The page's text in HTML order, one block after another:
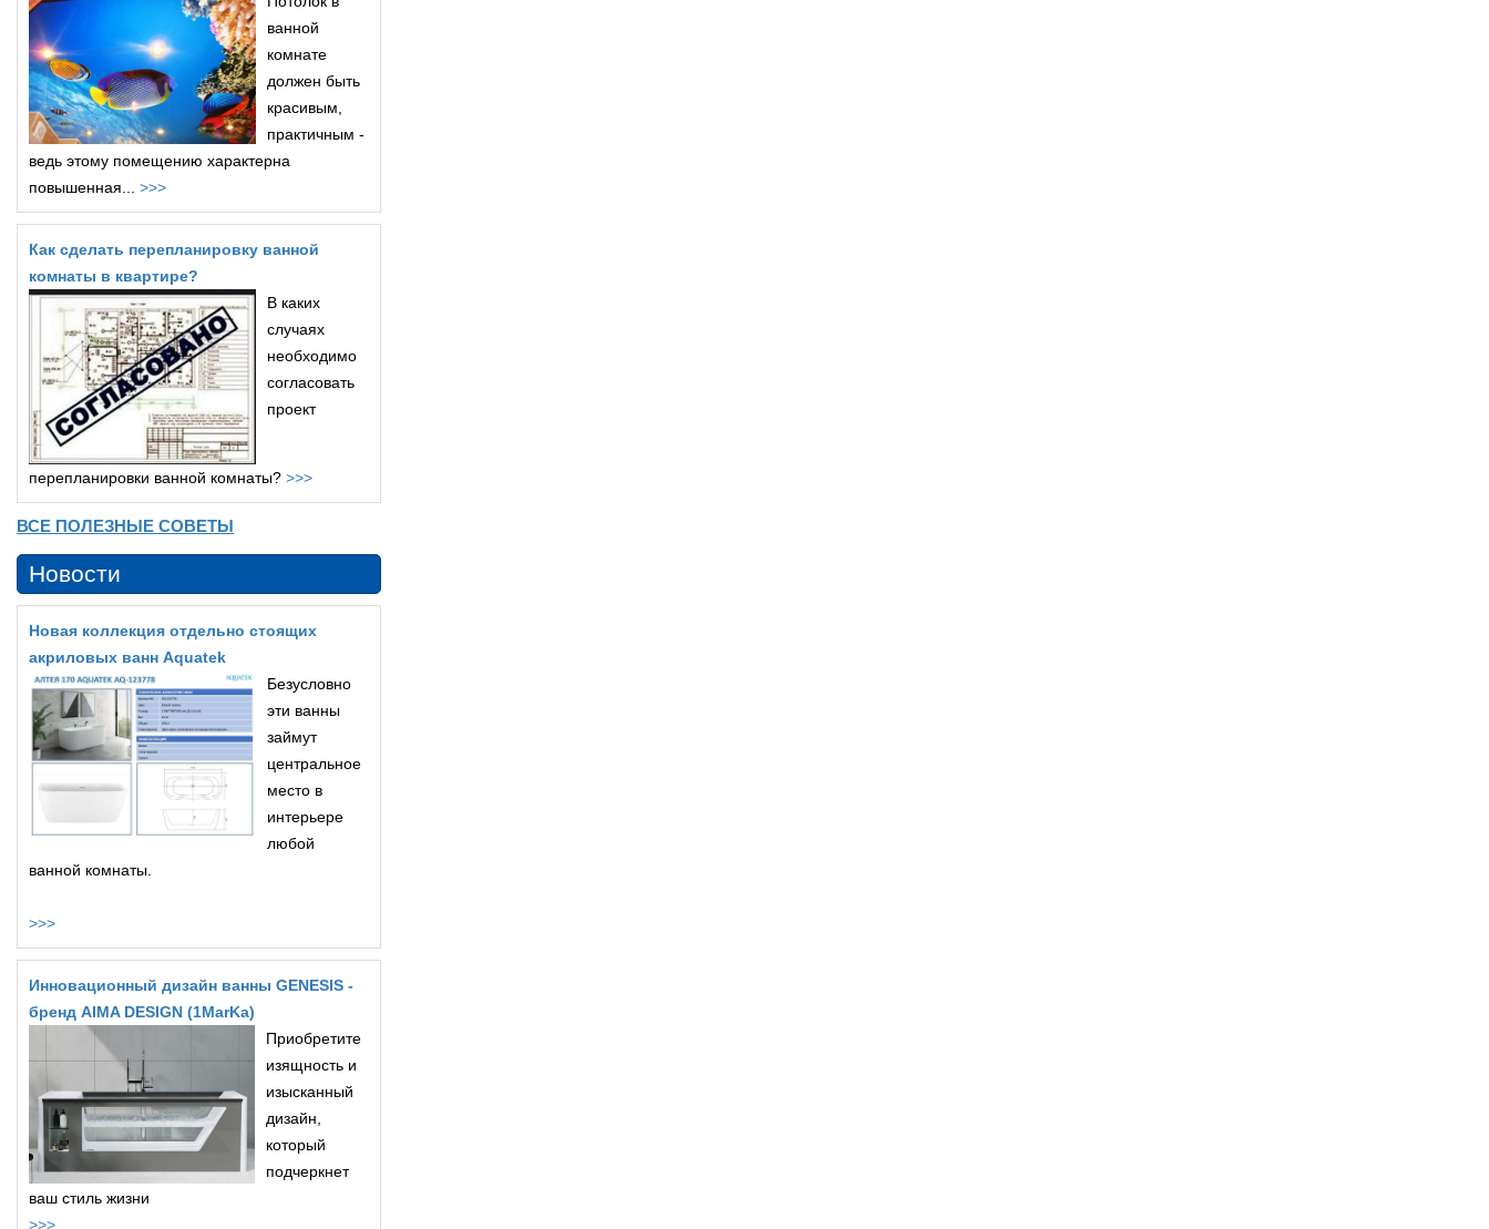
ванной
комнате
должен быть
красивым,
практичным -
ведь этому помещению характерна
повышенная... >>>
Как сделать перепланировку ванной
комнаты в квартире?
В каких
случаях
необходимо
согласовать
проект
перепланировки ванной комнаты? >>>
ВСЕ ПОЛЕЗНЫЕ СОВЕТЫ
Новости
Новая коллекция отдельно стоящих
акриловых ванн Aquatek
Безусловно
эти ванны
займут
центральное
место в
интерьере
любой
ванной комнаты.
>>>
Инновационный дизайн ванны GENESIS -
бренд AIMA DESIGN (1MarKa)
Приобретите
изящность и
изысканный
дизайн,
который
подчеркнет
ваш стиль жизни
>>>